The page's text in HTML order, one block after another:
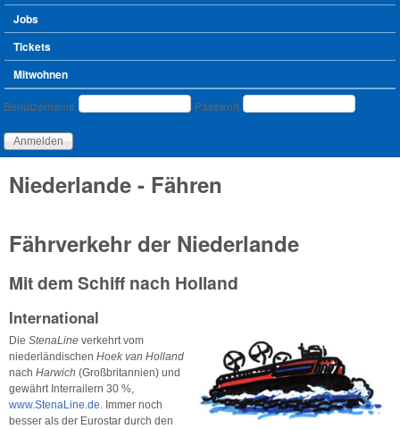
Jobs
Tickets
Mitwohnen
Benutzeranmeldung
Benutzername Passwort
Niederlande - Fähren
Fährverkehr der Niederlande
Mit dem Schiff nach Holland
International
Die StenaLine verkehrt vom
niederländischen Hoek van Holland
nach Harwich (Großbritannien) und
gewährt Interrailern 30 %,
www.StenaLine.de. Immer noch
besser als der Eurostar durch den